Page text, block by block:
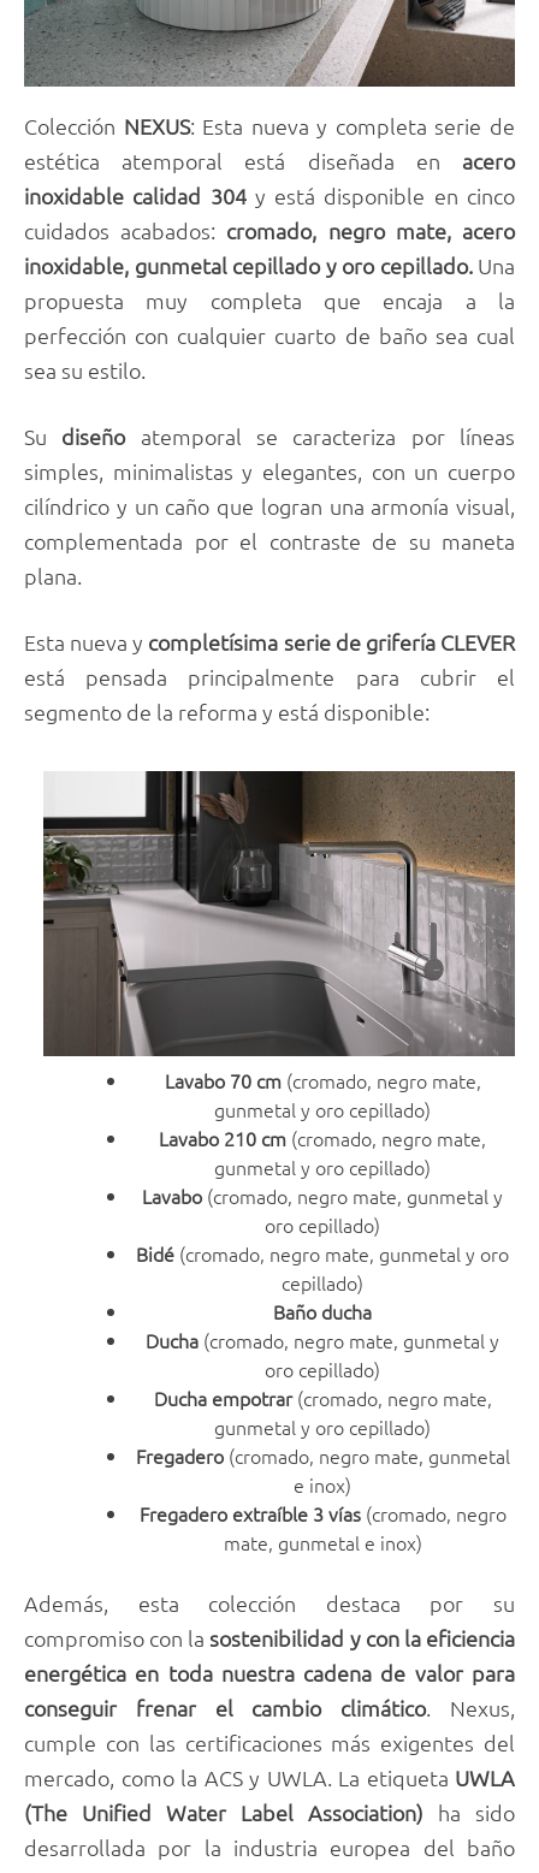
Colección NEXUS: Esta nueva y completa serie de
estética atemporal está diseñada en acero
inoxidable calidad 304y está disponible en cinco
cuidados acabados: cromado, negro mate, acero
inoxidable, gunmetal cepillado y oro cepillado. Una
propuesta muy completa que encaja a la
perfección con cualquier cuarto de baño sea cual
sea su estilo.
Su diseñoatemporal se caracteriza por líneas
simples, minimalistas y elegantes, con un cuerpo
cilíndrico y un caño que logran una armonía visual,
complementada por el contraste de su maneta
plana.
Esta nueva y completísima serie de grifería CLEVER
está pensada principalmente para cubrir el
segmento de la reforma y está disponible:
Lavabo 70 cm (cromado, negro mate,
gunmetal y oro cepillado)
Lavabo 210 cm (cromado, negro mate,
gunmetal y oro cepillado)
Lavabo (cromado, negro mate, gunmetal y
oro cepillado)
Bidé (cromado, negro mate, gunmetal y oro
cepillado)
Baño ducha
Ducha (cromado, negro mate, gunmetal y
oro cepillado)
Ducha empotrar(cromado, negro mate,
gunmetal y oro cepillado)
Fregadero(cromado, negro mate, gunmetal
e inox)
Fregadero extraíble 3 vías (cromado, negro
mate, gunmetal e inox)
Además, esta colección destaca por su
compromiso con la sostenibilidad y con la eficiencia
energética en toda nuestra cadena de valor para
conseguir frenar el cambio climático. Nexus,
cumple con las certificaciones más exigentes del
mercado, como la ACS y UWLA. La etiqueta UWLA
(The Unified Water Label Association) ha sido
desarrollada por la industria europea del baño